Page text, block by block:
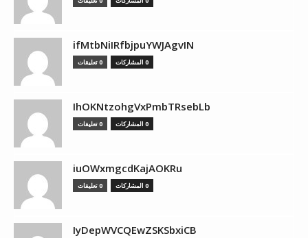
ifMtbNiIRfbjpuYWJAgvIN
0 المشاركات 0 تعليقات
IhOKNtzohgVxPmbTRsebLb
0 المشاركات 0 تعليقات
iuOWxmgcdKajAOKRu
0 المشاركات 0 تعليقات
IyDepWVCQEwZSKSbxiCB